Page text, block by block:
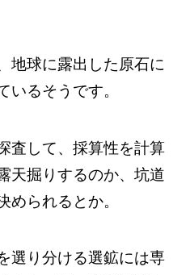
地球に露出した原石に
いるそうです。
査して、採算性を計算
天掘りするのか、坑道
められるとか。
選り分ける選鉱には専